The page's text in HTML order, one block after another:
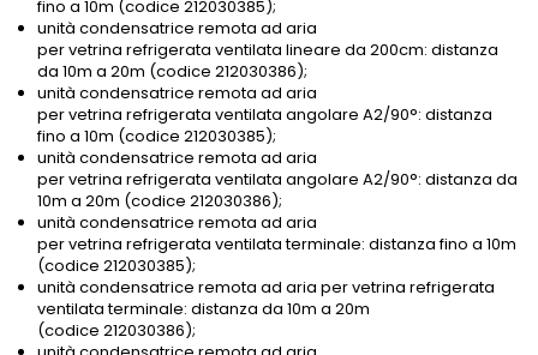
fino a 10m (codice 212030385);
unità condensatrice remota ad aria
per vetrina refrigerata ventilata lineare da 200cm: distanza
da 10m a 20m (codice 212030386);
unità condensatrice remota ad aria
per vetrina refrigerata ventilata angolare A2/90°: distanza
fino a 10m (codice 212030385);
unità condensatrice remota ad aria
per vetrina refrigerata ventilata angolare A2/90°: distanza da
10m a 20m (codice 212030386);
unità condensatrice remota ad aria
per vetrina refrigerata ventilata terminale: distanza fino a 10m
(codice 212030385);
unità condensatrice remota ad aria per vetrina refrigerata
ventilata terminale: distanza da 10m a 20m
(codice 212030386);